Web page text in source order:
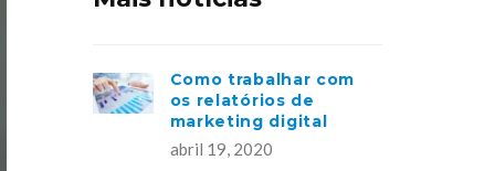
Como trabalhar com
os relatórios de
marketing digital
abril 19, 2020